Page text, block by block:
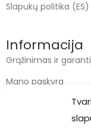
Slapukų politika (ES)
Informacija
Grąžinimas ir
Mano paskyra